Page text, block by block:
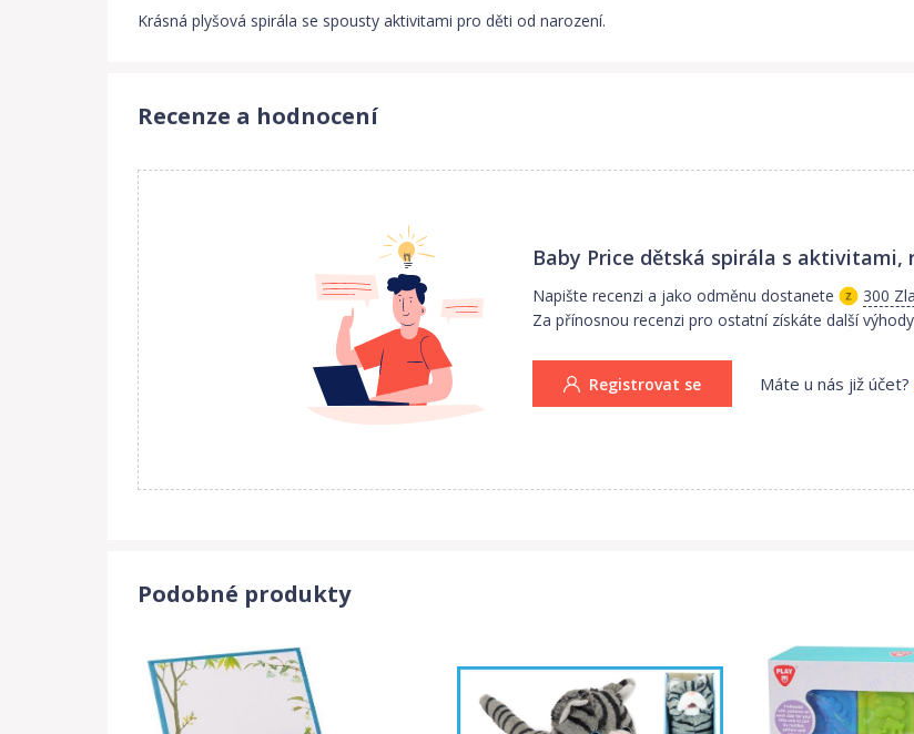
Krásná plyšová spirála se spousty aktivitami pro děti od narození.
Recenze a hodnocení
Baby Price dětská spirála s aktivitami,
Napište recenzi a jako odměnu dostanete
300
Za přínosnou recenzi pro ostatní získáte další
Registrovat se Máte u nás již účet?
Podobné produkty